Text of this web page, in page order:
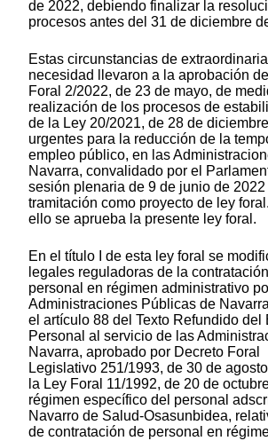
de 2022, debiendo finalizar la
procesos antes del 31 de diciembre
Estas circunstancias de
necesidad llevaron a la aprobación
Foral 2/2022, de 23 de mayo, de
realización de los procesos de
de la Ley 20/2021, de 28 de
urgentes para la reducción de la
empleo público, en las
Navarra, convalidado por el
sesión plenaria de 9 de junio de
tramitación como proyecto de ley
ello se aprueba la presente ley foral.
En el título I de esta ley foral se
legales reguladoras de la
personal en régimen administrativo
Administraciones Públicas de
el artículo 88 del Texto Refundido del
Personal al servicio de las
Navarra, aprobado por Decreto Foral
Legislativo 251/1993, de 30 de
la Ley Foral 11/1992, de 20 de
régimen específico del personal
Navarro de Salud-Osasunbidea,
de contratación de personal en